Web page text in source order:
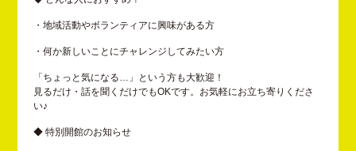
・地域活動やボランティアに興味がある方
・何か新しいことにチャレンジしてみたい方
「ちょっと気になる…」という方も大歓迎！
見るだけ・話を聞くだけでもOKです。お気軽にお立ち寄りくださ
い♪
◆ 特別開館のお知らせ